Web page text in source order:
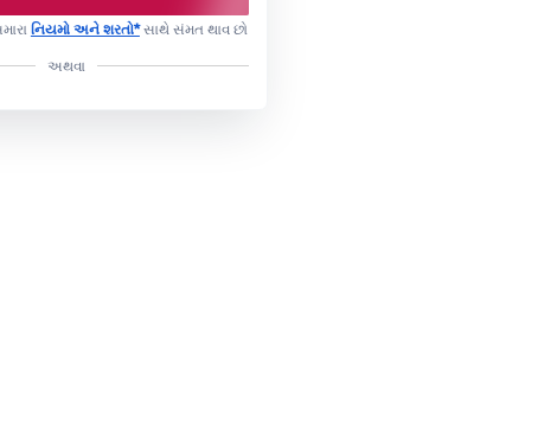
નિયમો અને શરતો*સાથે સંમત થાવ છો
અથવા